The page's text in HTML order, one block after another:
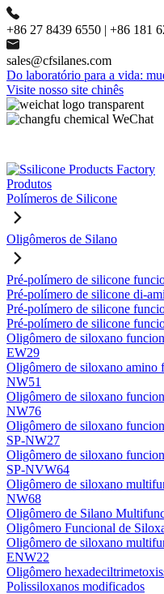
+86 27 8439 6550 | +86 181
sales@cfsilanes.com
Do laboratório para a vida:
Visite nosso site chinês
Produtos
Polímeros de Silicone
Oligômeros de Silano
Pré-polímero de silicone
Pré-polímero de silicone di-
Pré-polímero de silicone
Pré-polímero de silicone
Oligômero de siloxano
EW29
Oligômero de siloxano amino
NW51
Oligômero de siloxano
NW76
Oligômero de siloxano
SP-NW27
Oligômero de siloxano
SP-NVW64
Oligômero de siloxano
NW68
Oligômero de Silano
Oligômero Funcional de
Oligômero de siloxano
ENW22
Oligômero
Polissiloxanos modificados